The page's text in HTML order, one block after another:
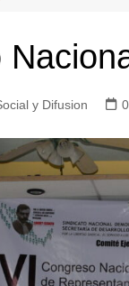
y Difusion